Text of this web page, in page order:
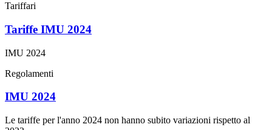
Tariffari
Tariffe IMU 2024
IMU 2024
Regolamenti
IMU 2024
Le tariffe per l'anno 2024 non hanno subito variazioni rispetto al